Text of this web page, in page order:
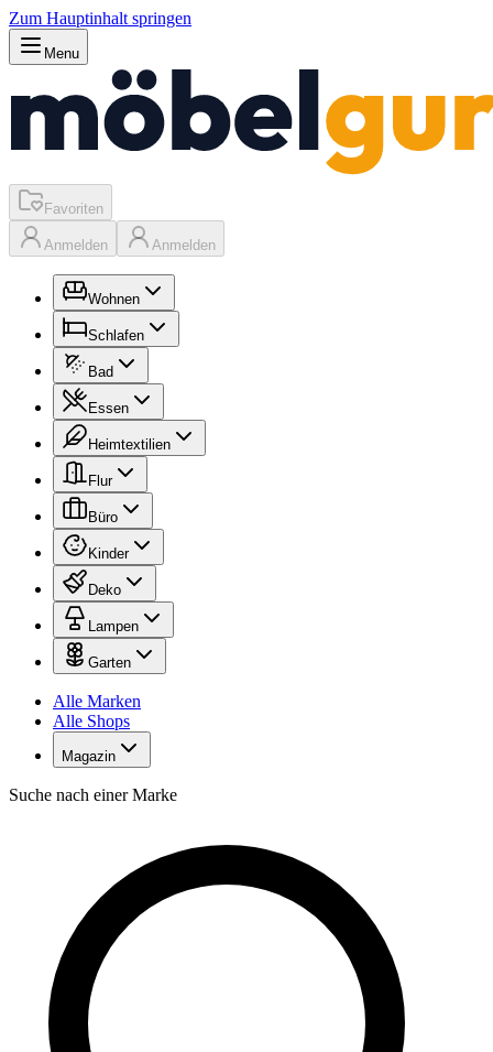
Zum Hauptinhalt springen
Menu
Favoriten
Anmelden Anmelden
Wohnen
Schlafen
Bad
Essen
Heimtextilien
Flur
Büro
Kinder
Deko
Lampen
Garten
Alle Marken
Alle Shops
Magazin
Suche nach einer Marke